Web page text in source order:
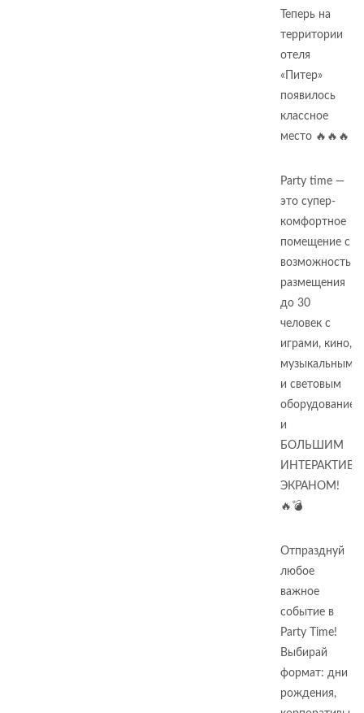
Теперь на
территории
отеля
«Питер»
появилось
классное
место 🔥🔥🔥
Party time —
это супер-
комфортное
помещение с
возможностью
размещения
до 30
человек с
играми, кино,
музыкальным
и световым
оборудованием
и
БОЛЬШИМ
ЭКРАНОМ!
🔥💣
Отпразднуй
любое
важное
событие в
Party Time!
Выбирай
формат: дни
рождения,